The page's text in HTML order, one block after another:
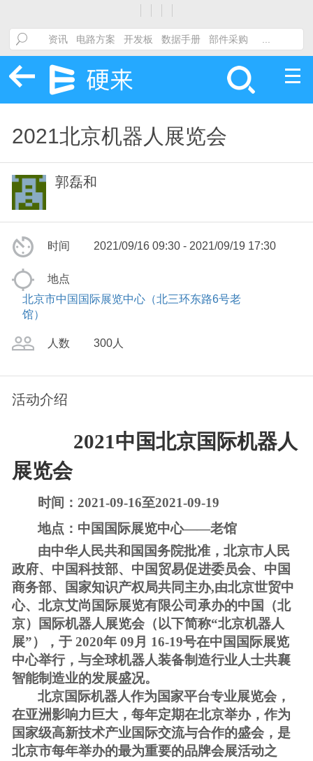
2021北京机器人展览会
郭磊和
时间 2021/09/16 09:30 - 2021/09/19 17:30
地点
北京市中国国际展览中心（北三环东路6号老
馆）
人数 300人
活动介绍
2021中国北京国际机器人
展览会
时间： 2021-09-16至2021-09-19
地点：中国国际展览中心——老馆
由中华人民共和国国务院批准，北京市人民
政府、中国科技部、中国贸易促进委员会、中国
商务部、国家知识产权局共同主办,由北京世贸中
心、北京艾尚国际展览有限公司承办的中国（北
京）国际机器人展览会（以下简称“北京机器人
展”），于 2020年 09月 16-19号在中国国际展览
中心举行，与全球机器人装备制造行业人士共襄
智能制造业的发展盛况。
北京国际机器人作为国家平台专业展览会，
在亚洲影响力巨大，每年定期在北京举办，作为
国家级高新技术产业国际交流与合作的盛会，是
北京市每年举办的最为重要的品牌会展活动之